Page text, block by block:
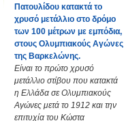
Πατουλίδου κατακτά το
χρυσό μετάλλιο στο δρόμο
των 100 μέτρων με εμπόδια,
στους Ολυμπιακούς Αγώνες
της Βαρκελώνης.
Είναι το πρώτο χρυσό
μετάλλιο στίβου που κατακτά
η Ελλάδα σε Ολυμπιακούς
Αγώνες μετά το 1912 και την
επιτυχία του Κώστα